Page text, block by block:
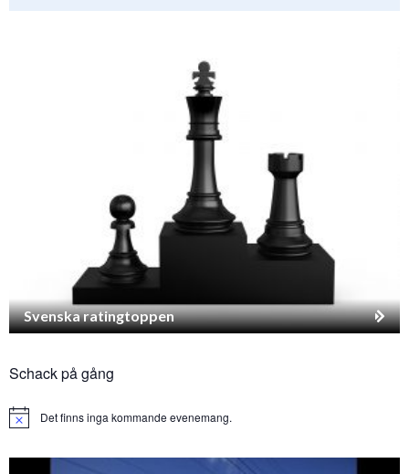
Svenska ratingtoppen
Schack på gång
Notice Det finns inga kommande evenemang.